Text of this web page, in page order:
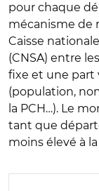
pour chaque
mécanisme de
Caisse
(CNSA) entre
fixe et une part
(population,
la PCH…). Le
tant que
moins élevé à la